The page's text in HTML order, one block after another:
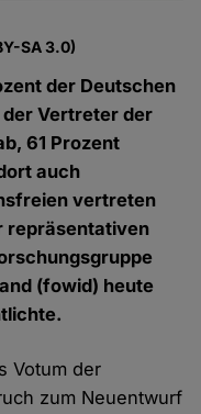
SA 3.0)
der Deutschen
der Vertreter der
61 Prozent
auch
vertreten
repräsentativen
(fowid) heute
Votum der
zum Neuentwurf